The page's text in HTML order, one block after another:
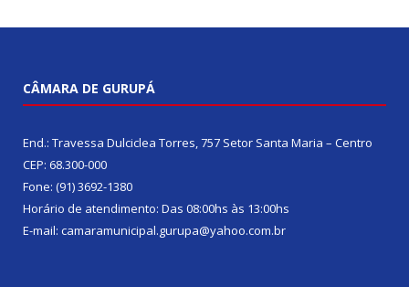
CÂMARA DE GURUPÁ
End.: Travessa Dulciclea Torres, 757 Setor Santa Maria – Centro
CEP: 68.300-000
Fone: (91) 3692-1380
Horário de atendimento: Das 08:00hs às 13:00hs
E-mail: camaramunicipal.gurupa@yahoo.com.br